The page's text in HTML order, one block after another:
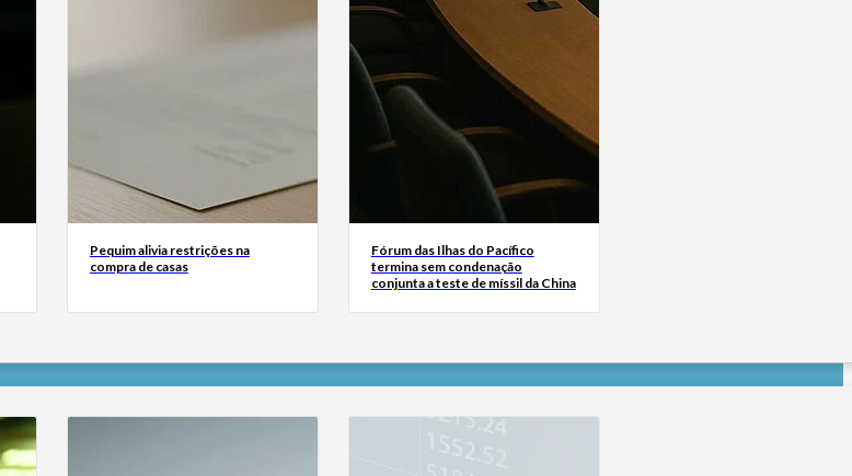
Pequim alivia restrições na
compra de casas
Fórum das Ilhas do Pacífico
termina sem condenação
conjunta a teste de míssil da China